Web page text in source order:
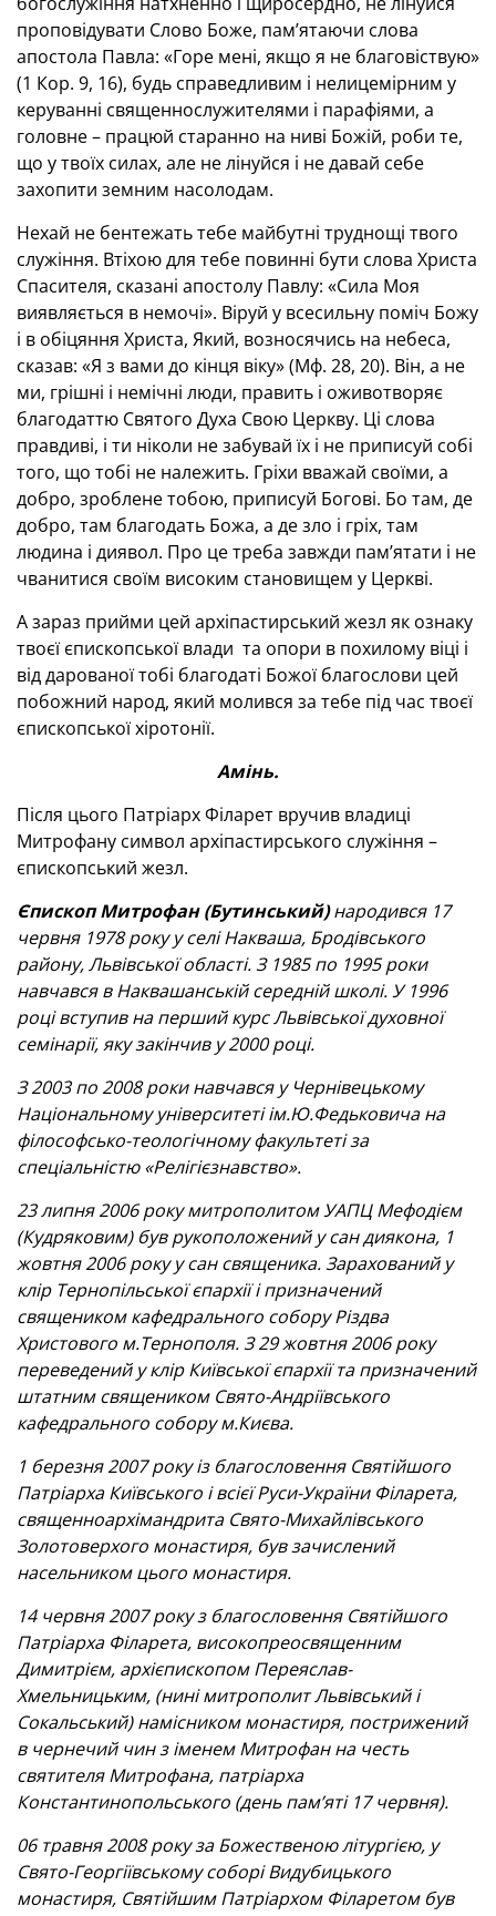
проповідувати Слово Боже, пам’ятаючи слова
апостола Павла: «Горе мені, якщо я не благовіствую»
(1 Кор. 9, 16), будь справедливим і нелицемірним у
керуванні священнослужителями і парафіями, а
головне – працюй старанно на ниві Божій, роби те,
що у твоїх силах, але не лінуйся і не давай себе
захопити земним насолодам.
Нехай не бентежать тебе майбутні труднощі твого
служіння. Втіхою для тебе повинні бути слова Христа
Спасителя, сказані апостолу Павлу: «Сила Моя
виявляється в немочі». Віруй у всесильну поміч Божу
і в обіцяння Христа, Який, возносячись на небеса,
сказав: «Я з вами до кінця віку» (Мф. 28, 20). Він, а не
ми, грішні і немічні люди, править і оживотворяє
благодаттю Святого Духа Свою Церкву. Ці слова
правдиві, і ти ніколи не забувай їх і не приписуй собі
того, що тобі не належить. Гріхи вважай своїми, а
добро, зроблене тобою, приписуй Богові. Бо там, де
добро, там благодать Божа, а де зло і гріх, там
людина і диявол. Про це треба завжди пам’ятати і не
чванитися своїм високим становищем у Церкві.
А зараз прийми цей архіпастирський жезл як ознаку
твоєї єпископської влади та опори в похилому віці і
від дарованої тобі благодаті Божої благослови цей
побожний народ, який молився за тебе під час твоєї
єпископської хіротонії.
Амінь.
Після цього Патріарх Філарет вручив владиці
Митрофану символ архіпастирського служіння –
єпископський жезл.
Єпископ Митрофан (Бутинський)народився 17
червня 1978 року у селі Накваша, Бродівського
району, Львівської області. З 1985 по 1995 роки
навчався в Наквашанській середній школі. У 1996
році вступив на перший курс Львівської духовної
семінарії, яку закінчив у 2000 році.
З 2003 по 2008 роки навчався у Чернівецькому
Національному університеті ім.Ю.Федьковича на
філософсько-теологічному факультеті за
спеціальністю «Релігієзнавство».
23 липня 2006 року митрополитом УАПЦ Мефодієм
(Кудряковим) був рукоположений у сан диякона, 1
жовтня 2006 року у сан священика. Зарахований у
клір Тернопільської єпархії і призначений
священиком кафедрального собору Різдва
Христового м.Тернополя. З 29 жовтня 2006 року
переведений у клір Київської єпархії та призначений
штатним священиком Свято-Андріївського
кафедрального собору м.Києва.
1 березня 2007 року із благословення Святійшого
Патріарха Київського і всієї Руси-України Філарета,
священноархімандрита Свято-Михайлівського
Золотоверхого монастиря, був зачислений
насельником цього монастиря.
14 червня 2007 року з благословення Святійшого
Патріарха Філарета, високопреосвященним
Димитрієм, архієпископом Переяслав-
Хмельницьким, (нині митрополит Львівський і
Сокальський) намісником монастиря, пострижений
в чернечий чин з іменем Митрофан на честь
святителя Митрофана, патріарха
Константинопольського (день пам’яті 17 червня).
06 травня 2008 року за Божественою літургією, у
Свято-Георгіївському соборі Видубицького
монастиря, Святійшим Патріархом Філаретом був